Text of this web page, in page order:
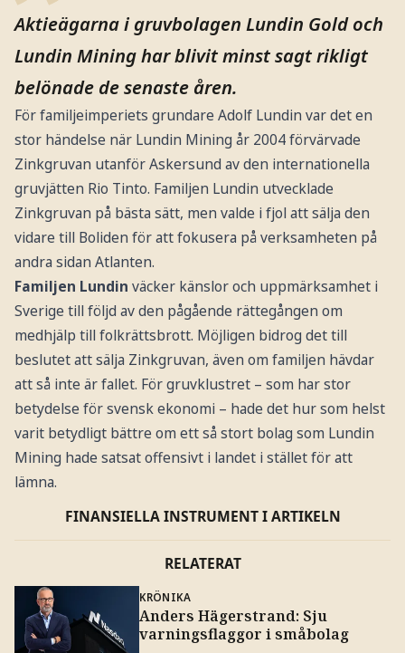
Aktieägarna i gruvbolagen Lundin Gold och
Lundin Mining har blivit minst sagt rikligt
belönade de senaste åren.
För familjeimperiets grundare Adolf Lundin var det en
stor händelse när Lundin Mining år 2004 förvärvade
Zinkgruvan utanför Askersund av den internationella
gruvjätten Rio Tinto. Familjen Lundin utvecklade
Zinkgruvan på bästa sätt, men valde i fjol att sälja den
vidare till Boliden för att fokusera på verksamheten på
andra sidan Atlanten.
Familjen Lundin väcker känslor och uppmärksamhet i
Sverige till följd av den pågående rättegången om
medhjälp till folkrättsbrott. Möjligen bidrog det till
beslutet att sälja Zinkgruvan, även om familjen hävdar
att så inte är fallet. För gruvklustret – som har stor
betydelse för svensk ekonomi – hade det hur som helst
varit betydligt bättre om ett så stort bolag som Lundin
Mining hade satsat offensivt i landet i stället för att
lämna.
FINANSIELLA INSTRUMENT I ARTIKELN
RELATERAT
KRÖNIKA
Anders Hägerstrand: Sju
varningsflaggor i småbolag